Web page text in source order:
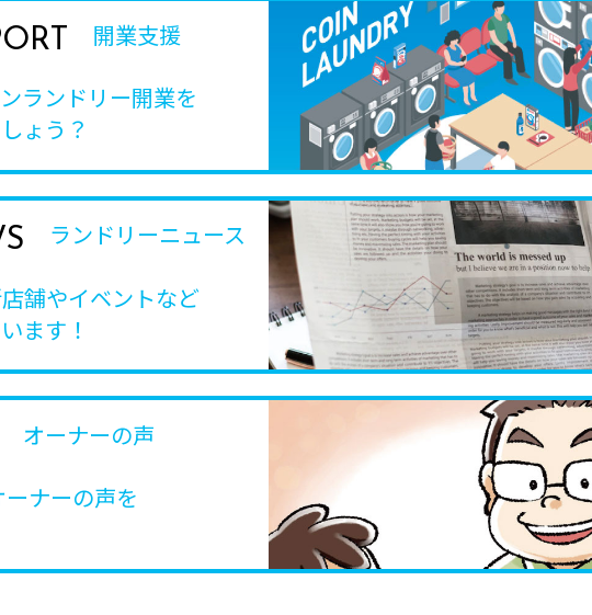
開業支援
ランドリー開業を
ょう？
ランドリーニュース
舗やイベントなど
ます！
オーナーの声
ナーの声を